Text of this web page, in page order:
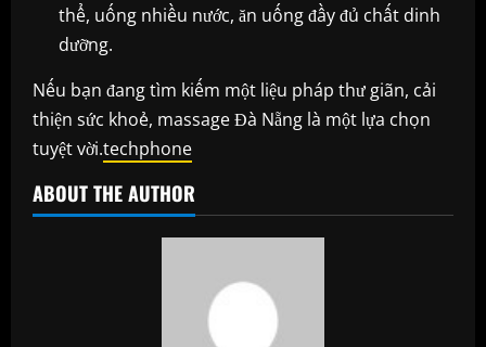
thể, uống nhiều nước, ăn uống đầy đủ chất dinh
dưỡng.
Nếu bạn đang tìm kiếm một liệu pháp thư giãn, cải
thiện sức khoẻ, massage Đà Nẵng là một lựa chọn
tuyệt vời.techphone
ABOUT THE AUTHOR